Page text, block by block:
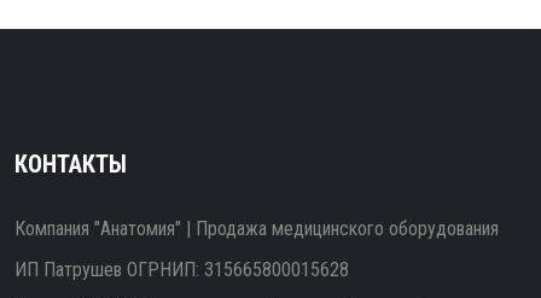
КОНТАКТЫ
Компания "Анатомия" | Продажа медицинского оборудования
ИП Патрушев ОГРНИП: 315665800015628